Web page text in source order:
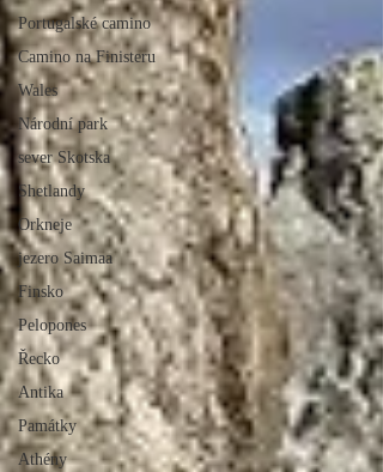
Portugalské camino
Camino na Finisteru
Wales
Národní park
sever Skotska
Shetlandy
Orkneje
jezero Saimaa
Finsko
Pelopones
Řecko
Antika
Památky
Athény